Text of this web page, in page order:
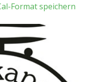
Format speichern